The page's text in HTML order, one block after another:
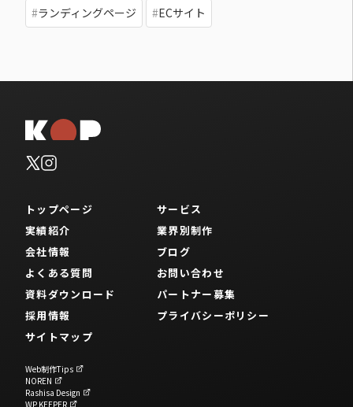
ランディングページ ECサイト
トップページ
サービス
実績紹介
業界別制作
会社情報
ブログ
よくある質問
お問い合わせ
資料ダウンロード
パートナー募集
採用情報
プライバシーポリシー
サイトマップ
Web制作Tips
NOREN
Rashisa Design
WP KEEPER